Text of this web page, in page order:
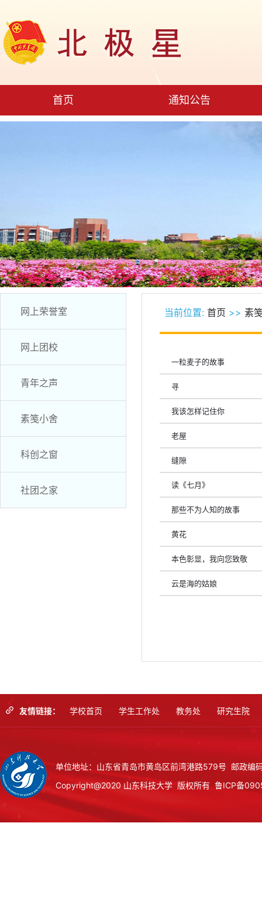
首页 通知公告
网上荣誉室
网上团校
青年之声
素笺小舍
科创之窗
社团之家
当前位置: 首页 >> 素
一粒麦子的故事
寻
我该怎样记住你
老屋
缝隙
读《七月》
那些不为人知的故事
黄花
本色彰显，我向您致敬
云是海的姑娘
友情链接： 学校首页 学生工作处 教务处 研究生院
单位地址：山东省青岛市黄岛区前湾港路579号 邮政
Copyright@2020 山东科技大学 版权所有 鲁ICP备